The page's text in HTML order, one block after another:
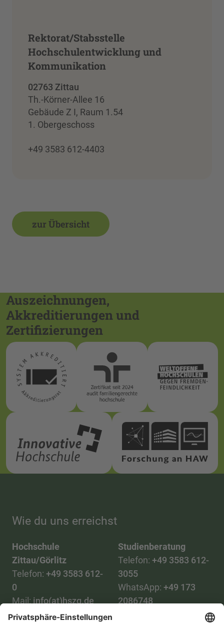
Rektorat/Stabsstelle
Hochschulentwicklung und
Kommunikation
02763 Zittau
Th.-Körner-Allee 16
Gebäude Z I, Raum 1.54
1. Obergeschoss
+49 3583 612-4403
zur Übersicht
Auszeichnungen,
Akkreditierungen und
Zertifizierungen
Wie du uns erreichst
Hochschule
Zittau/Görlitz
Telefon: +49 3583 612-
0
Mail:info(at)hszg.de
Studienberatung
Telefon: +49 3583 612-
3055
WhatsApp: +49 173
2086748